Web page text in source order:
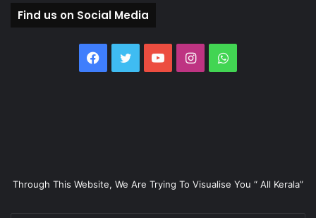
Find us on Social Media
Facebook
TwitterYouTubeInstagramWhatsApp
Through This Website, We Are Trying To Visualise You “ All Kerala”